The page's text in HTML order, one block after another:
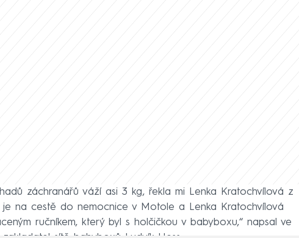
záchranářů váží asi 3 kg, řekla mi Lenka Kratochvílová z
je na cestě do nemocnice v Motole a Lenka Kratochvílová
ručníkem, který byl s holčičkou v babyboxu,“ napsal ve